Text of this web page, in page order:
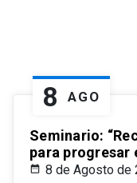
8 AGO
Seminario:
para progresar
8 de Agosto de